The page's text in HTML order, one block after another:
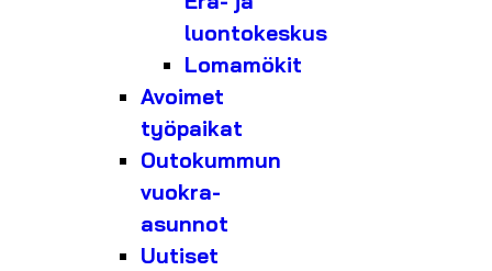
luontokeskus
Lomamökit
Avoimet
työpaikat
Outokummun
vuokra-
asunnot
Uutiset